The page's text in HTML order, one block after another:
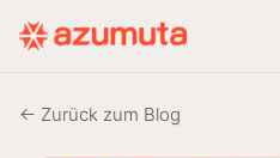
← Zurück zum Blog